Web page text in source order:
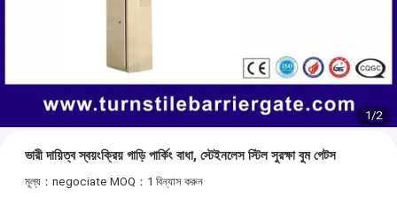
1/2
ভারী দায়িত্ব স্বয়ংক্রিয় গাড়ি পার্কিং বাধা, স্টেইনলেস স্টিল সুরক্ষা বুম গেটস
মূল্য：negociate MOQ：1 বিন্যাস করুন